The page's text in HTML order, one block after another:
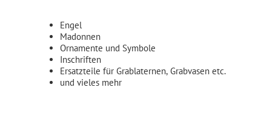
Engel
Madonnen
Ornamente und Symbole
Inschriften
Ersatzteile für Grablaternen, Grabvasen etc.
und vieles mehr